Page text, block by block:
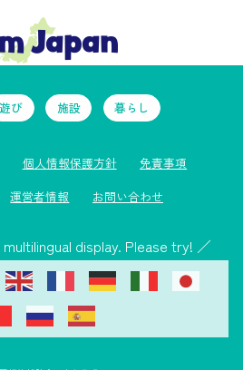
遊び 施設 暮らし
個人情報保護方針
免責事項
運営者情報 お問い合わせ
display. Please try! ／